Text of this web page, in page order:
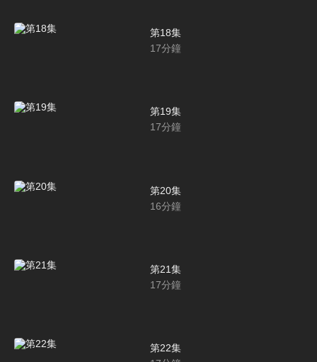
第18集
17分鐘
第19集
17分鐘
第20集
16分鐘
第21集
17分鐘
第22集